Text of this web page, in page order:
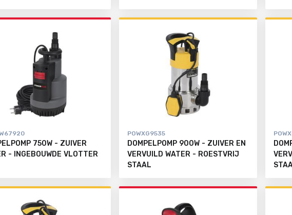
750W - ZUIVER
- INGEBOUWDE VLOTTER
POWXG9535
DOMPELPOMP 900W - ZUIVER EN
VERVUILD WATER - ROESTVRIJ
STAAL